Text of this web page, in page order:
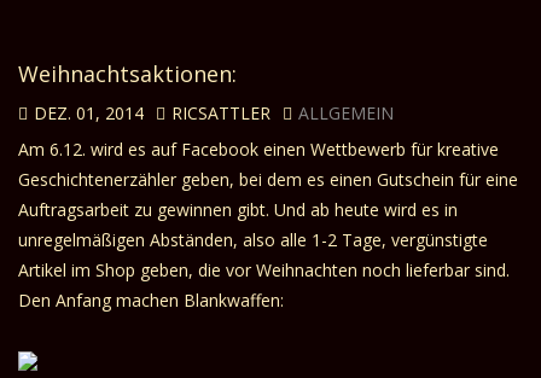
Weihnachtsaktionen:
DEZ. 01, 2014 RICSATTLER
ALLGEMEIN
Am 6.12. wird es auf Facebook einen Wettbewerb für kreative
Geschichtenerzähler geben, bei dem es einen Gutschein für eine
Auftragsarbeit zu gewinnen gibt. Und ab heute wird es in
unregelmäßigen Abständen, also alle 1-2 Tage, vergünstigte
Artikel im Shop geben, die vor Weihnachten noch lieferbar sind.
Den Anfang machen Blankwaffen: